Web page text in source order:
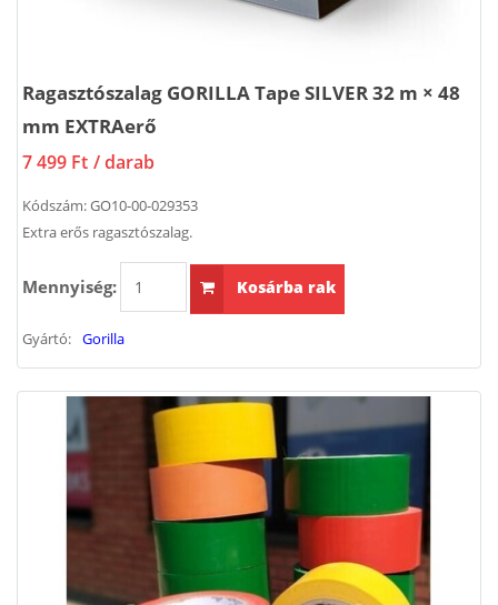
Ragasztószalag GORILLA Tape SILVER 32 m × 48
mm EXTRAerő
7 499 Ft / darab
Kódszám:GO10-00-029353
Extra erős ragasztószalag.
Mennyiség: Kosárba rak
Gyártó: Gorilla